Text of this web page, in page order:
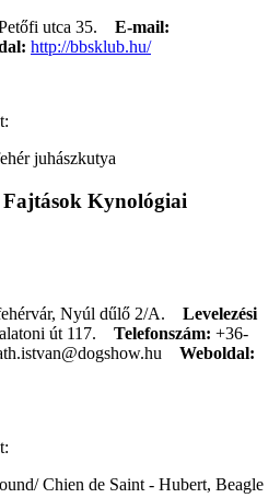
utca 35. E-mail:
http://bbsklub.hu/
juhászkutya
Fajtások Kynológiai
Nyúl dűlő 2/A. Levelezési
út 117. Telefonszám: +36-
Weboldal:
Chien de Saint - Hubert, Beagle